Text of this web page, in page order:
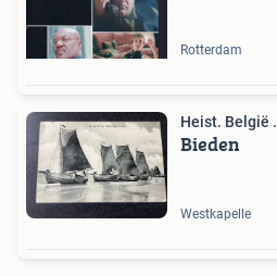
Rotterdam
Heist. België .
Bieden
Westkapelle